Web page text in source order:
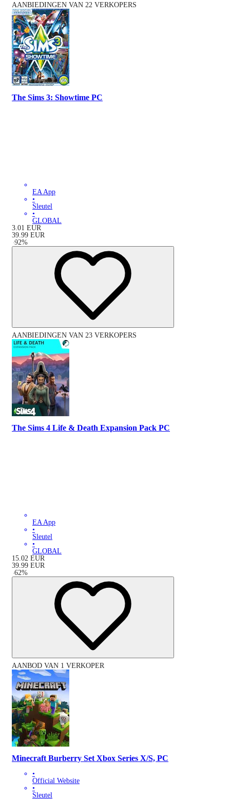
AANBIEDINGEN VAN 22 VERKOPERS
The Sims 3: Showtime PC
EA App
•
Sleutel
•
GLOBAL
3.01 EUR
39.99 EUR
-92%
AANBIEDINGEN VAN 23 VERKOPERS
The Sims 4 Life & Death Expansion Pack PC
EA App
•
Sleutel
•
GLOBAL
15.02 EUR
39.99 EUR
-62%
AANBOD VAN 1 VERKOPER
Minecraft Burberry Set Xbox Series X/S, PC
•
Official Website
•
Sleutel